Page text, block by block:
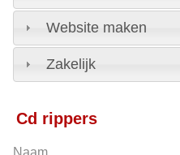
Website maken
Zakelijk
Cd rippers
Naam